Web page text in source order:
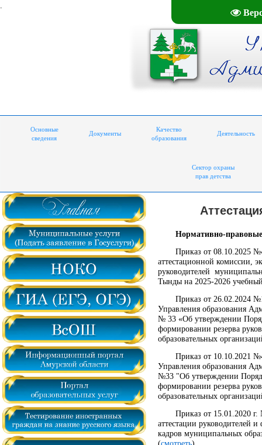
.
Основные
сведения
Документы
Качество
образования
Деятельность
Сектор охраны
прав детства
Нормативно-
Приказ от 08.10.2025
аттестационной комиссии,
руководителей
Тынды на 2025-2026
Приказ от 26.02.2024
Управления образования
№ 33 «Об утверждении
формировании резерва
образовательных
Приказ от 10.10.2021
Управления образования
№33 "Об утверждении
формировании резерва
образовательных
Приказ от 15.01.2020
аттестации руководителей
кадров муниципальных